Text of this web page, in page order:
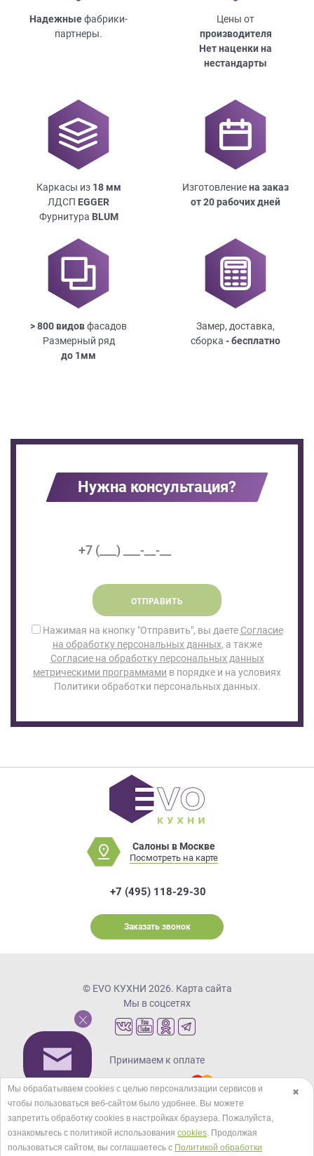
Надежныефабрики-
партнеры.
Цены от
производителя
Нет наценки на
нестандарты
Каркасы из 18мм
ЛДСП EGGER
Фурнитура BLUM
Изготовлениена заказ
от 20 рабочих дней
> 800 видовфасадов
Размерный ряд
до 1мм
Замер, доставка,
сборка - бесплатно
Нужна консультация?
ОТПРАВИТЬ
Нажимая на кнопку "Отправить", вы даете Согласие
на обработку персональных данных, а также
Согласие на обработку персональных данных
метрическими программами в порядке и на условиях
Политики обработки персональных данных.
Салоны в Москве
Посмотреть на карте
+7 (495) 118-29-30
Заказать звонок
© EVO КУХНИ 2026. Карта сайта
Мы в соцсетях
Принимаем к оплате
Кредиты и рассрочка
✖
Мы обрабатываем cookies с целью персонализации сервисов и
чтобы пользоваться веб-сайтом было удобнее. Вы можете
запретить обработку сookies в настройках браузера. Пожалуйста,
ознакомьтесь с политикой использования cookies. Продолжая
пользоваться сайтом, вы соглашаетесь с Политикой обработки